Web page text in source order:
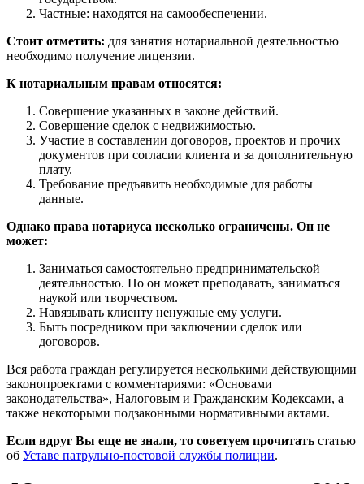
Частные: находятся на самообеспечении.
Стоит отметить: для занятия нотариальной деятельностью
необходимо получение лицензии.
К нотариальным правам относятся:
Совершение указанных в законе действий.
Совершение сделок с недвижимостью.
Участие в составлении договоров, проектов и прочих
документов при согласии клиента и за дополнительную
плату.
Требование предъявить необходимые для работы
данные.
Однако права нотариуса несколько ограничены. Он не
может:
Заниматься самостоятельно предпринимательской
деятельностью. Но он может преподавать, заниматься
наукой или творчеством.
Навязывать клиенту ненужные ему услуги.
Быть посредником при заключении сделок или
договоров.
Вся работа граждан регулируется несколькими действующими
законопроектами с комментариями: «Основами
законодательства», Налоговым и Гражданским Кодексами, а
также некоторыми подзаконными нормативными актами.
Если вдруг Вы еще не знали, то советуем прочитать статью
об Уставе патрульно-постовой службы полиции.